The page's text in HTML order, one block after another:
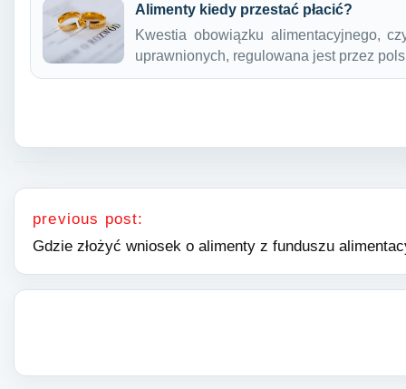
Alimenty kiedy przestać płacić?
Kwestia obowiązku alimentacyjnego,
uprawnionych, regulowana jest przez
Nawigacja wpisu
previous post:
Gdzie złożyć wniosek o alimenty z funduszu